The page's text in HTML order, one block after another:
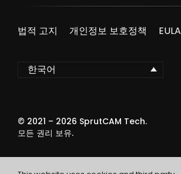
법적 고지 개인정보 보호정책 EULA
한국어
© 2021 – 2026 SprutCAM Tech.
모든 권리 보유.